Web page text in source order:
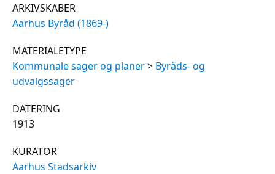
ARKIVSKABER
Aarhus Byråd (1869-)
MATERIALETYPE
Kommunale sager og planer> Byråds- og
udvalgssager
DATERING
1913
KURATOR
Aarhus Stadsarkiv